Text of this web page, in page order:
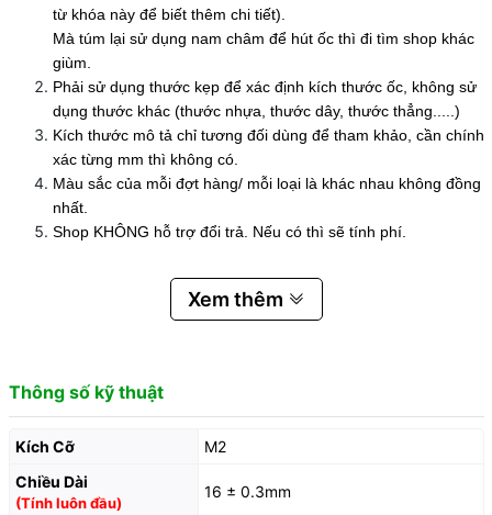
từ khóa này để biết thêm chi tiết).
Mà túm lại sử dụng nam châm để hút ốc thì đi tìm shop khác
giùm.
Phải sử dụng thước kẹp để xác định kích thước ốc, không sử
dụng thước khác (thước nhựa, thước dây, thước thẳng.....)
Kích thước mô tả chỉ tương đối dùng để tham khảo, cần chính
xác từng mm thì không có.
Màu sắc của mỗi đợt hàng/ mỗi loại là khác nhau không đồng
nhất.
Shop KHÔNG hỗ trợ đổi trả. Nếu có thì sẽ tính phí.
Xem thêm
Thông số kỹ thuật
Kích Cỡ
M2
Chiều Dài
(Tính luôn đầu)
16 ± 0.3mm